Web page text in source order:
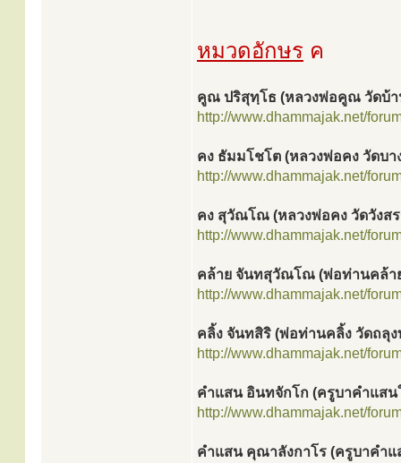
หมวดอักษร ค
คูณ ปริสุทฺโธ (หลวงพ่อคูณ วัดบ้า
http://www.dhammajak.net/
คง ธัมมโชโต (หลวงพ่อคง วัดบา
http://www.dhammajak.net/
คง สุวัณโณ (หลวงพ่อคง วัดวังส
http://www.dhammajak.net/
คล้าย จันทสุวัณโณ (พ่อท่านคล้า
http://www.dhammajak.net/
คลิ้ง จันทสิริ (พ่อท่านคลิ้ง วัดถลุง
http://www.dhammajak.net/
คำแสน อินทจักโก (ครูบาคำแส
http://www.dhammajak.net/
คำแสน คุณาลังกาโร (ครูบาคำ